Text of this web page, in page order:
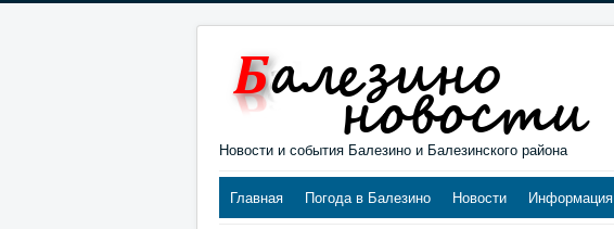
Новости и события Балезино и Балезинского района
Главная Погода в Балезино Новости Информация